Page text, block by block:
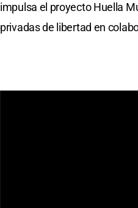
impulsa el proyecto Huella
privadas de libertad en